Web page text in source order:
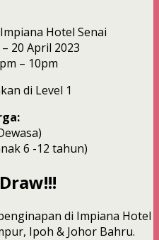
Hotel Senai
20 April 2023
– 10pm
di Level 1
6 -12 tahun)
di Impiana Hotel
Ipoh & Johor Bahru.